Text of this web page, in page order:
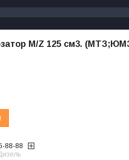
M/Z 125 см3.
88-88